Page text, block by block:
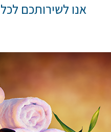
אנו לשירותכם